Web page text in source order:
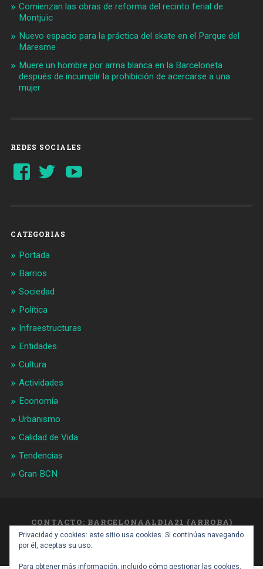
Comienzan las obras de reforma del recinto ferial de
Montjuïc
Nuevo espacio para la práctica del skate en el Parque del
Maresme
Muere un hombre por arma blanca en la Barceloneta
después de incumplir la prohibición de acercarse a una
mujer
REDES SOCIALES
Ver
perfil
Ver
perfil
CATEGORIAS
Portada
Barrios
Sociedad
Política
Infraestructuras
Entidades
Cultura
Actividades
Economía
Urbanismo
Calidad de Vida
Tendencias
Gran BCN
CONTACTO: BARCELONAALDIA21 (ARROBA)
GMAIL.COM
Privacidad y cookies: este sitio usa cookies. Si continúas navegando
por él, aceptas su uso.
Para obtener más información, incluido cómo gestionar las cookies,